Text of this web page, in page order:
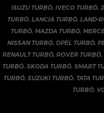
ISUZU TURBÓ,IVECO TURBÓ,
TURBÓ,LANCIA TURBÓ,LAND-
TURBÓ, MAZDA TURBÓ,
NISSAN TURBÓ, OPEL TURBÓ,
RENAULT TURBÓ,ROVER TURBÓ,
TURBÓ, SKODA TURBÓ, SMART
TURBÓ,SUZUKI TURBÓ, TATA
TURBÓ,